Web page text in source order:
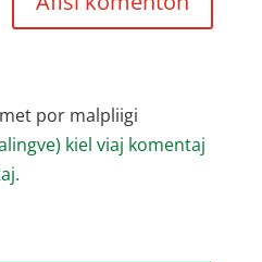
por malpliigi
kiel viaj komentaj